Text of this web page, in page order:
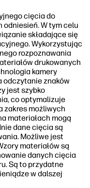
cięcia do
W tym celu
składające się
Wykorzystując
rozpoznawania
drukowanych
kamery
odczytanie znaków
jest szybko
co optymalizuje
zakres możliwych
materiałach mogą
dane cięcia są
Możliwe jest
materiałów są
danych cięcia
Są to przydatne
w dalszej